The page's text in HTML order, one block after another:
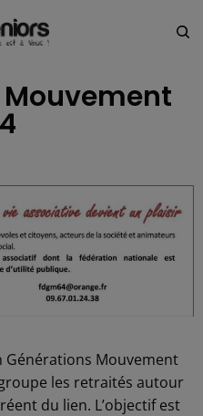
Générations Mouvement
les retraités autour
du lien. L’objectif est